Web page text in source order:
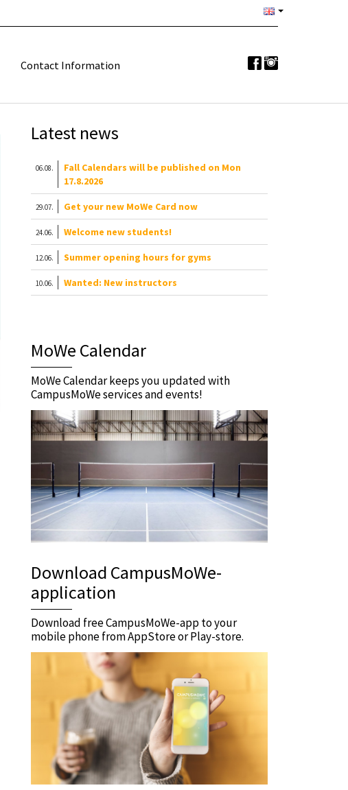
Contact Information
Latest news
06.08.
Fall Calendars will be published on Mon
17.8.2026
29.07. Get your new MoWe Card now
24.06. Welcome new students!
12.06. Summer opening hours for gyms
10.06. Wanted: New instructors
MoWe Calendar
MoWe Calendar keeps you updated with
CampusMoWe services and events!
Download CampusMoWe-
application
Download free CampusMoWe-app to your
mobile phone from AppStore or Play-store.